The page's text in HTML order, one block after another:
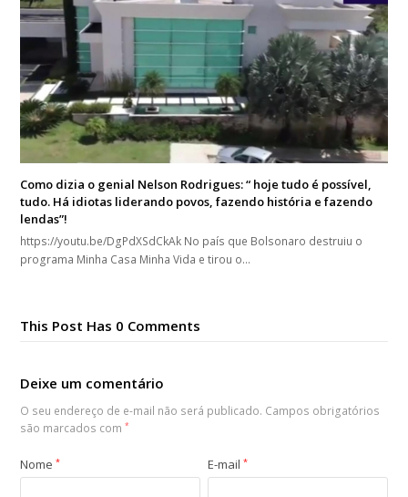
Como dizia o genial Nelson Rodrigues: “ hoje tudo é possível,
tudo. Há idiotas liderando povos, fazendo história e fazendo
lendas”!
https://youtu.be/DgPdXSdCkAk No país que Bolsonaro destruiu o
programa Minha Casa Minha Vida e tirou o…
This Post Has 0 Comments
Deixe um comentário
O seu endereço de e-mail não será publicado. Campos obrigatórios
são marcados com*
Nome* E-mail*